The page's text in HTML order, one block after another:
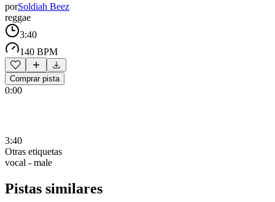
porSoldiah Beez
reggae
3:40
140 BPM
Comprar pista
0:00
3:40
Otras etiquetas
vocal - male
Pistas similares